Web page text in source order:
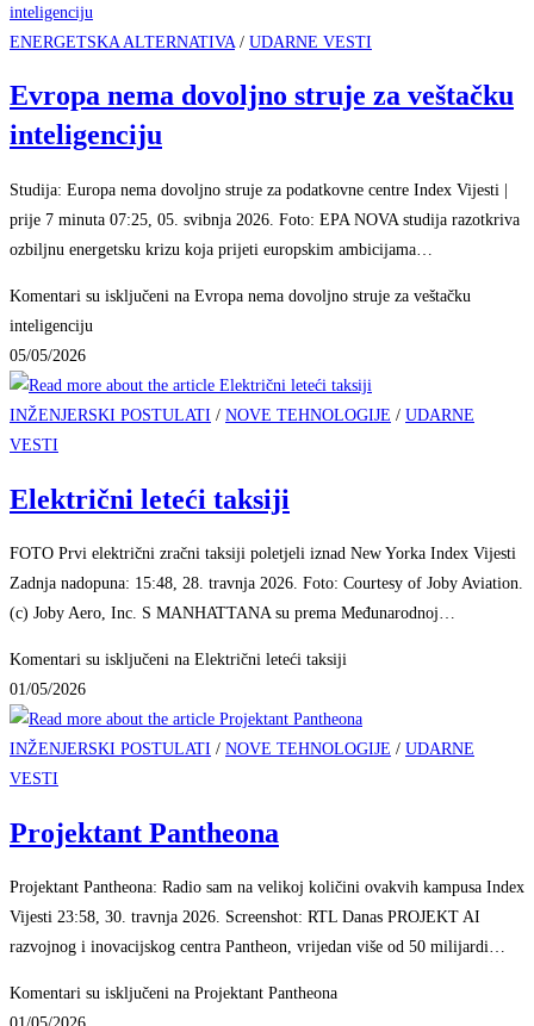
ENERGETSKA ALTERNATIVA / UDARNE VESTI
Evropa nema dovoljno struje za veštačku
inteligenciju
Studija: Europa nema dovoljno struje za podatkovne centre Index Vijesti |
prije 7 minuta 07:25, 05. svibnja 2026. Foto: EPA NOVA studija razotkriva
ozbiljnu energetsku krizu koja prijeti europskim ambicijama…
Komentari su isključeni na Evropa nema dovoljno struje za veštačku
inteligenciju
05/05/2026
INŽENJERSKI POSTULATI / NOVE TEHNOLOGIJE / UDARNE
VESTI
Električni leteći taksiji
FOTO Prvi električni zračni taksiji poletjeli iznad New Yorka Index Vijesti
Zadnja nadopuna: 15:48, 28. travnja 2026. Foto: Courtesy of Joby Aviation.
(c) Joby Aero, Inc. S MANHATTANA su prema Međunarodnoj…
Komentari su isključeni na Električni leteći taksiji
01/05/2026
INŽENJERSKI POSTULATI / NOVE TEHNOLOGIJE / UDARNE
VESTI
Projektant Pantheona
Projektant Pantheona: Radio sam na velikoj količini ovakvih kampusa Index
Vijesti 23:58, 30. travnja 2026. Screenshot: RTL Danas PROJEKT AI
razvojnog i inovacijskog centra Pantheon, vrijedan više od 50 milijardi…
Komentari su isključeni na Projektant Pantheona